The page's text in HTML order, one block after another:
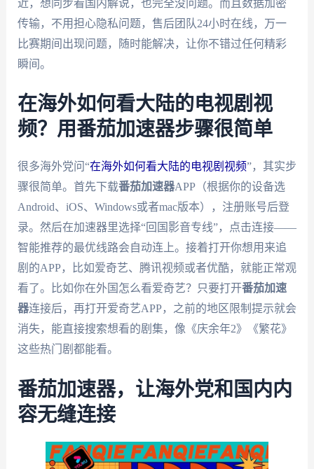
近，想同步看国内解说，也完全没问题。而且数据加密
传输，不用担心隐私问题，售后团队24小时在线，万一
比赛期间出现问题，随时能解决，让你不错过任何精彩
瞬间。
在海外如何看大陆的电视剧视
频？用番茄加速器步骤很简单
很多海外党问“在海外如何看大陆的电视剧视频”，其实步
骤很简单。首先下载番茄加速器APP（根据你的设备选
Android、iOS、Windows或者mac版本），注册账号后登
录。然后在加速器里选择“回国影音专线”，点击连接——
智能推荐的最优线路会自动连上。接着打开你想用来追
剧的APP，比如爱奇艺、腾讯视频或者优酷，就能正常观
看了。比如你在外国怎么看爱奇艺？只要打开番茄加速
器连接后，再打开爱奇艺APP，之前的地区限制提示就会
消失，能直接搜索想看的剧集，像《庆余年2》《繁花》
这些热门剧都能看。
番茄加速器，让海外党和国内内
容无缝连接